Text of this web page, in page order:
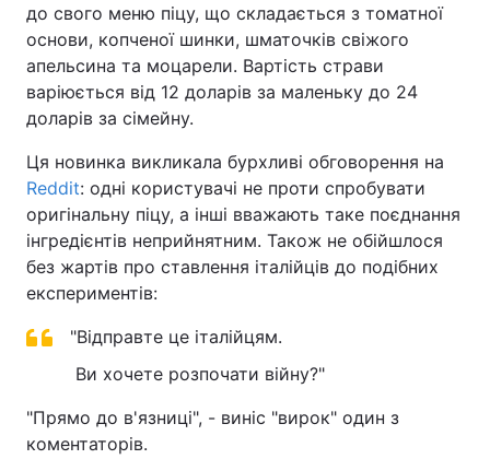
до свого меню піцу, що складається з томатної
основи, копченої шинки, шматочків свіжого
апельсина та моцарели. Вартість страви
варіюється від 12 доларів за маленьку до 24
доларів за сімейну.
Ця новинка викликала бурхливі обговорення на
Reddit: одні користувачі не проти спробувати
оригінальну піцу, а інші вважають таке поєднання
інгредієнтів неприйнятним. Також не обійшлося
без жартів про ставлення італійців до подібних
експериментів:
"Відправте це італійцям.
Ви хочете розпочати війну?"
"Прямо до в'язниці", - виніс "вирок" один з
коментаторів.